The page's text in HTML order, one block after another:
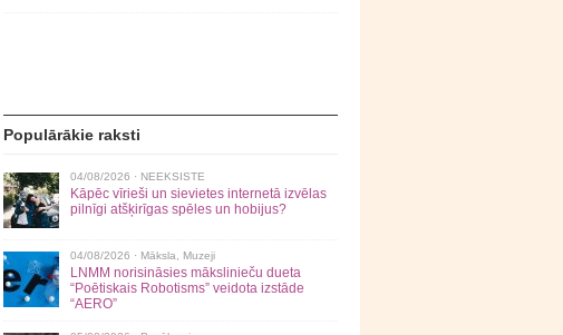
Populārākie raksti
04/08/2026 · NEEKSISTE
Kāpēc vīrieši un sievietes internetā izvēlas
pilnīgi atšķirīgas spēles un hobijus?
04/08/2026 · Māksla Muzeji
LNMM norisināsies mākslinieču dueta
“Poētiskais Robotisms” veidota izstāde
“AERO”